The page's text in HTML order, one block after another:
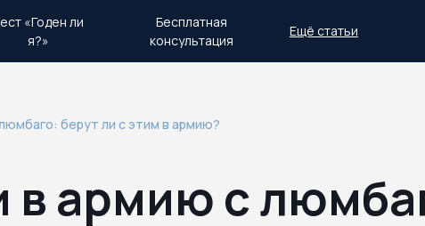
Ещё статьи
«Годен ли
я?»
Бесплатная
консультация
берут ли с этим в армию?
в армию с